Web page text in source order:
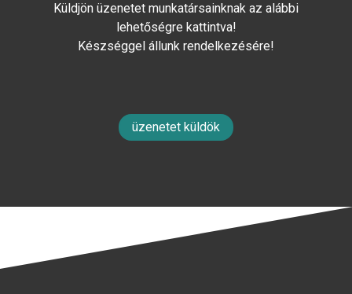
Küldjön üzenetet munkatársainknak az alábbi
lehetőségre kattintva!
Készséggel állunk rendelkezésére!
üzenetet küldök